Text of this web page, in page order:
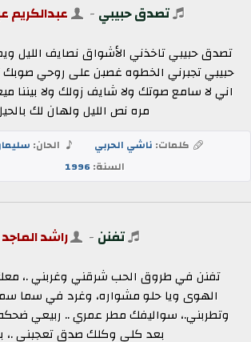
تصدق حبيبي - عبدالكريم
تصدق حبيبي تاخذني الأشواق نصايف الليل
حبيبي تجبرني الخطوه غصبن على روحي
اني لا سامع صوتك ولا شايف زولك ولا بيننا
مره نص الليل ولهان لك
كلمات: ناشي الحربي الحان:
السنة:1996
تفنن - راشد الماجد
تفنن في طروق الحب شرقني وغربني .،
الهوى ويا حلو مشواره، وغرد في سما
وتطربني.، سواليفك مطر عمري .. ربيعي ضحكه
بعد كلي وكلك صدق تعجبني .،